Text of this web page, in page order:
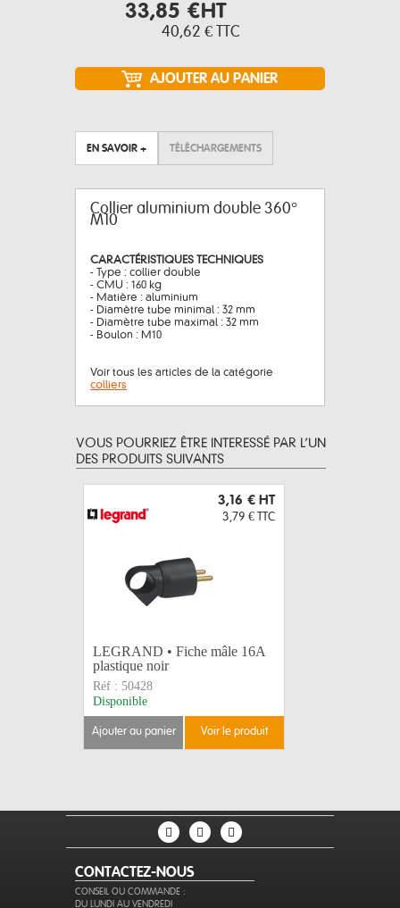
33,85 €HT
40,62 € TTC
EN SAVOIR + TÉLÉCHARGEMENTS
Collier aluminium double 360°
M10
CARACTÉRISTIQUES TECHNIQUES
- Type : collier double
- CMU : 160 kg
- Matière : aluminium
- Diamètre tube minimal : 32 mm
- Diamètre tube maximal : 32 mm
- Boulon : M10
Voir tous les articles de la catégorie
colliers
VOUS POURRIEZ ÊTRE INTERESSÉ PAR L’UN
DES PRODUITS SUIVANTS
3,16 € HT
3,79 € TTC
LEGRAND • Fiche mâle 16A
plastique noir
Réf : 50428
Disponible
ajouter au panier voir le produit
CONTACTEZ-NOUS
CONSEIL OU COMMANDE :
DU LUNDI AU VENDREDI